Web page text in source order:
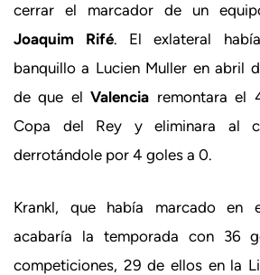
cerrar el marcador de un
Joaquim Rifé. El exlateral
banquillo a Lucien Muller en abril
de que elValencia remontara el
Copa del Rey y eliminara al
derrotándole por 4 goles a 0.
Krankl, que había marcado en
acabaría la temporada con 36
competiciones, 29 de ellos en la